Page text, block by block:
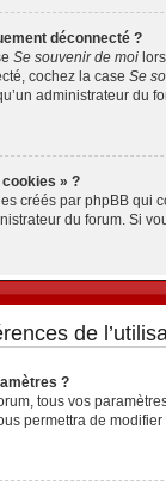
déconnecté ?
Se souvenir de moi
cochez la case Se
administrateur du
» ?
créés par phpBB qui
du forum. Si
de
?
tous vos
permettra de